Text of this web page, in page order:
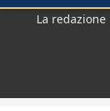
La redazione